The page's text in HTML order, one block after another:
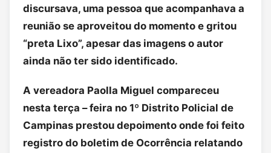
discursava, uma pessoa que acompanhava a
reunião se aproveitou do momento e gritou
“preta Lixo”, apesar das imagens o autor
ainda não ter sido identificado.
A vereadora Paolla Miguel compareceu
nesta terça – feira no 1º Distrito Policial de
Campinas prestou depoimento onde foi feito
registro do boletim de Ocorrência relatando